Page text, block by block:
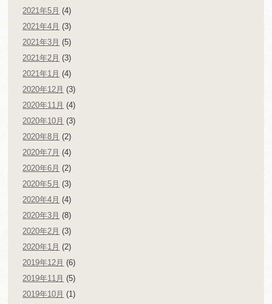
2021年5月 (4)
2021年4月 (3)
2021年3月 (5)
2021年2月 (3)
2021年1月 (4)
2020年12月 (3)
2020年11月 (4)
2020年10月 (3)
2020年8月 (2)
2020年7月 (4)
2020年6月 (2)
2020年5月 (3)
2020年4月 (4)
2020年3月 (8)
2020年2月 (3)
2020年1月 (2)
2019年12月 (6)
2019年11月 (5)
2019年10月 (1)